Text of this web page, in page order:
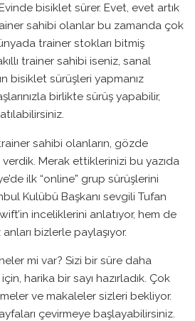
bisiklet sürer. Evet, evet artık
sahibi olanlar bu zamanda çok
trainer stokları bitmiş
trainer sahibi iseniz, sanal
bisiklet sürüşleri yapmanız
birlikte sürüş yapabilir,
trainer sahibi olanların, gözde
verdik. Merak ettiklerinizi bu yazıda
ilk “online” grup sürüşlerini
Kulübü Başkanı sevgili Tufan
inceliklerini anlatıyor, hem de
bizlerle paylaşıyor.
mi var? Sizi bir süre daha
harika bir sayı hazırladık. Çok
ve makaleler sizleri bekliyor.
çevirmeye başlayabilirsiniz.